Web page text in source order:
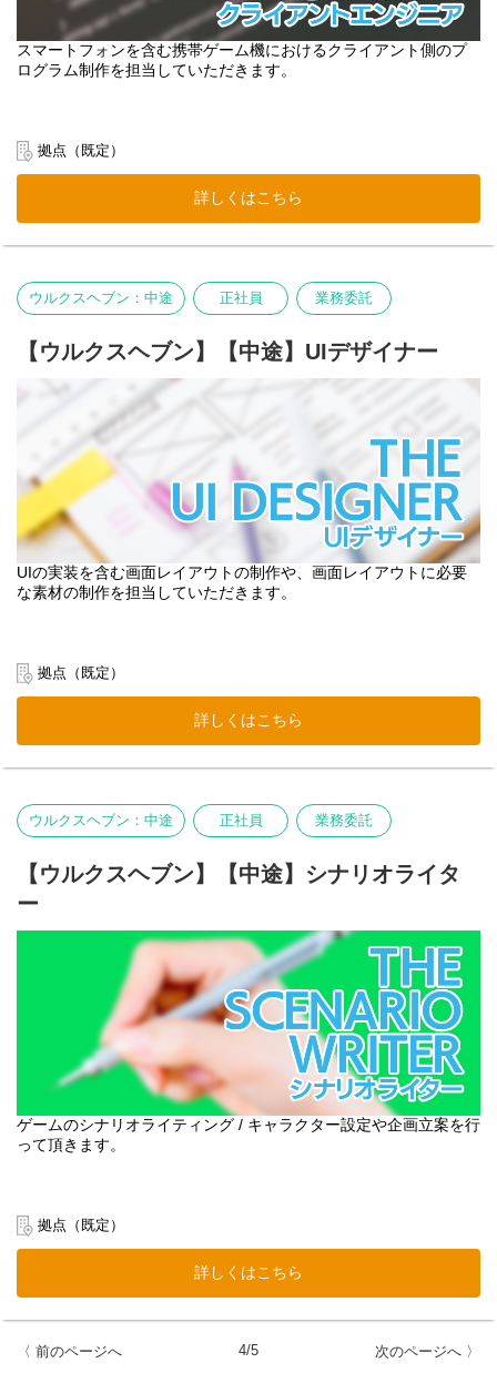
スマートフォンを含む携帯ゲーム機におけるクライアント側のプ
ログラム制作を担当していただきます。
拠点（既定）
詳しくはこちら
ウルクスヘブン：中途 正社員 業務委託
【ウルクスヘブン】【中途】UIデザイナー
UIの実装を含む画面レイアウトの制作や、画面レイアウトに必要
な素材の制作を担当していただきます。
拠点（既定）
詳しくはこちら
ウルクスヘブン：中途 正社員 業務委託
【ウルクスヘブン】【中途】シナリオライタ
ー
ゲームのシナリオライティング / キャラクター設定や企画立案を行
って頂きます。
拠点（既定）
詳しくはこちら
〈 前のページへ 4/5 次のページへ 〉